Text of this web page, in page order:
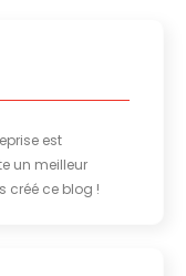
est
un meilleur
créé ce blog !